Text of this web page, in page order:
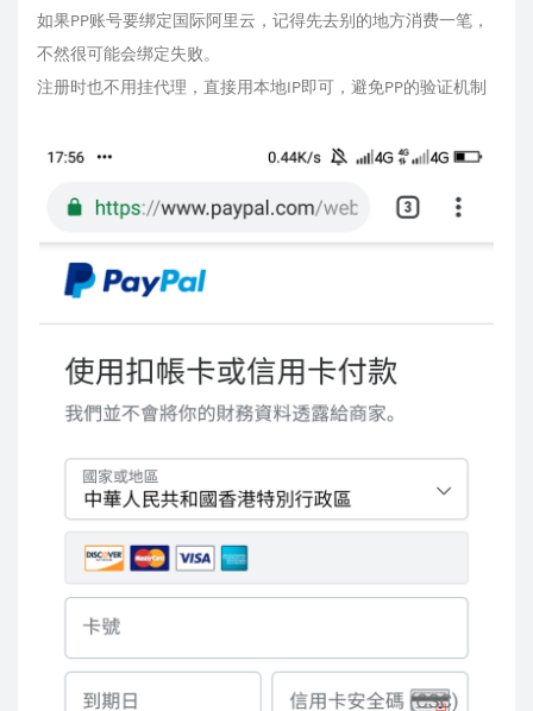
如果PP账号要绑定国际阿里云，记得先去别的地方消费一笔，
不然很可能会绑定失败。
注册时也不用挂代理，直接用本地IP即可，避免PP的验证机制